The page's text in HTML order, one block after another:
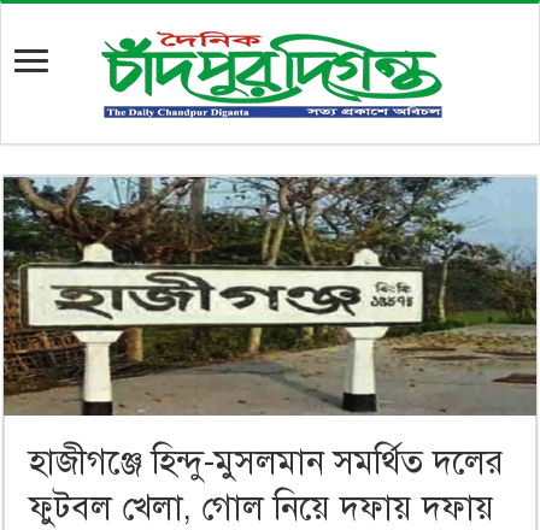
হাজীগঞ্জে হিন্দু-মুসলমান সমর্থিত দলের
ফুটবল খেলা, গোল নিয়ে দফায় দফায়